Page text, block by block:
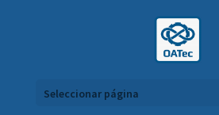
Seleccionar página